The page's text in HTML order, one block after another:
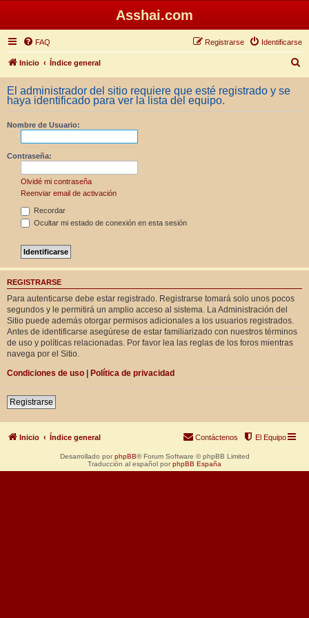
Asshai.com
FAQ Identificarse
Registrarse
Inicio Índice general
u
c
El administrador del sitio requiere que esté registrado y se
haya identificado para ver la lista del equipo.
Nombre de Usuario:
Contraseña:
Olvidé mi contraseña
Reenviar email de activación
Recordar
Ocultar mi estado de conexión en esta sesión
REGISTRARSE
Para autenticarse debe estar registrado. Registrarse tomará solo unos pocos
segundos y le permitirá un amplio acceso al sistema. La Administración del
Sitio puede además otorgar permisos adicionales a los usuarios registrados.
Antes de identificarse asegúrese de estar familiarizado con nuestros términos
de uso y políticas relacionadas. Por favor lea las reglas de los foros mientras
navega por el Sitio.
Condiciones de uso | Política de privacidad
Registrarse
Inicio Índice general El Equipo
Contáctenos
Desarrollado por phpBB® Forum Software © phpBB Limited
Traducción al español por phpBB España